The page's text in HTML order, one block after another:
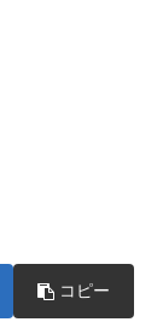
コピー